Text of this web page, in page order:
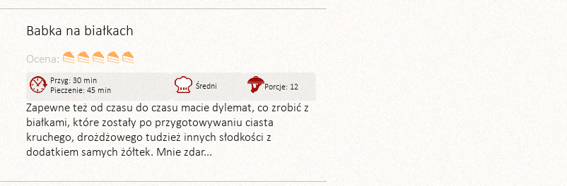
Babka na białkach
Ocena:
Przyg: 30 min
Pieczenie: 45 min
Średni Porcje: 12
Zapewne też od czasu do czasu macie dylemat, co zrobić z
białkami, które zostały po przygotowywaniu ciasta
kruchego, drożdżowego tudzież innych słodkości z
dodatkiem samych żółtek. Mnie zdar...